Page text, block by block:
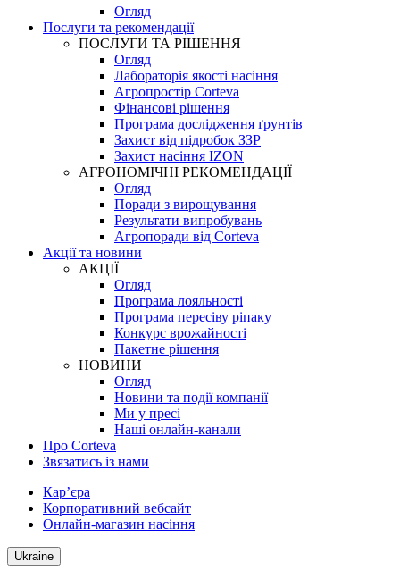
Огляд
Послуги та рекомендації
ПОСЛУГИ ТА РІШЕННЯ
Огляд
Лабораторія якості насіння
Агропростір Corteva
Фінансові рішення
Програма дослідження ґрунтів
Захист від підробок ЗЗР
Захист насіння IZON
АГРОНОМІЧНІ РЕКОМЕНДАЦІЇ
Огляд
Поради з вирощування
Результати випробувань
Агропоради від Corteva
Акції та новини
АКЦІЇ
Огляд
Програма лояльності
Програма пересіву ріпаку
Конкурс врожайності
Пакетне рішення
НОВИНИ
Огляд
Новини та події компанії
Ми у пресі
Наші онлайн-канали
Про Corteva
Звязатись із нами
Кар’єра
Корпоративний вебсайт
Онлайн-магазин насіння
Ukraine